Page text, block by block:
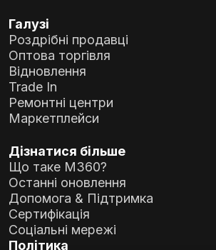
Галузі
Роздрібні продавці
Оптова торгівля
Відновлення
Trade In
Ремонтні центри
Маркетплейси
Дізнатися більше
Що таке M360?
Останні оновлення
Допомога & Підтримка
Сертифікація
Соціальні мережі
Політика